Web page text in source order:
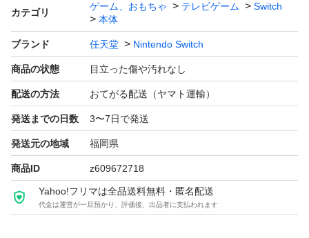
カテゴリ
ゲーム、おもちゃ テレビゲーム
Switch
本体
ブランド 任天堂 Nintendo Switch
商品の状態 目立った傷や汚れなし
配送の方法 おてがる配送（ヤマト運輸）
発送までの日数 3〜7日で発送
発送元の地域 福岡県
商品ID z609672718
Yahoo!フリマは全品送料無料・匿名配送
代金は運営が一旦預かり、評価後、出品者に支払われます